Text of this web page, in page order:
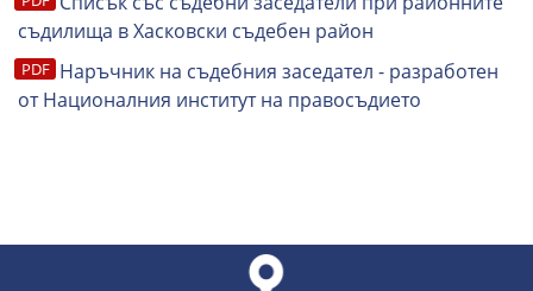
съдилища в Хасковски съдебен район
Наръчник на съдебния заседател - разработен
от Националния институт на правосъдието